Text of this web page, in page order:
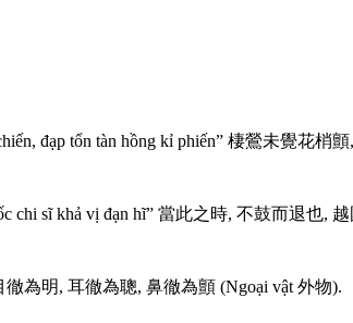
hiến, đạp tổn tàn hồng kỉ phiến” 棲鶯未覺花梢顫,
c chi sĩ khả vị đạn hĩ” 當此之時, 不鼓而退也, 越
徹為明, 耳徹為聰, 鼻徹為顫 (Ngoại vật 外物).